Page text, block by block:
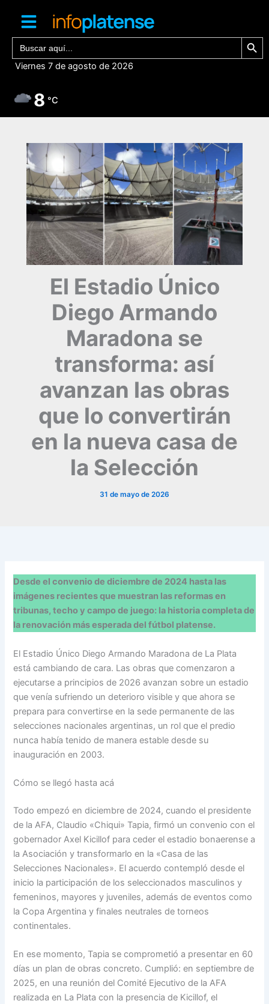
contenido
Buscar: Botón de
Viernes 7 de agosto de 2026
8 °C
El Estadio Único
Diego Armando
Maradona se
transforma: así
avanzan las obras
que lo convertirán
en la nueva casa de
la Selección
31 de mayo de 2026
Desde el convenio de diciembre de 2024 hasta las
imágenes recientes que muestran las reformas en
tribunas, techo y campo de juego: la historia completa de
la renovación más esperada del fútbol platense.
El Estadio Único Diego Armando Maradona de La Plata
está cambiando de cara. Las obras que comenzaron a
ejecutarse a principios de 2026 avanzan sobre un estadio
que venía sufriendo un deterioro visible y que ahora se
prepara para convertirse en la sede permanente de las
selecciones nacionales argentinas, un rol que el predio
nunca había tenido de manera estable desde su
inauguración en 2003.
Cómo se llegó hasta acá
Todo empezó en diciembre de 2024, cuando el presidente
de la AFA, Claudio «Chiqui» Tapia, firmó un convenio con el
gobernador Axel Kicillof para ceder el estadio bonaerense a
la Asociación y transformarlo en la «Casa de las
Selecciones Nacionales». El acuerdo contempló desde el
inicio la participación de los seleccionados masculinos y
femeninos, mayores y juveniles, además de eventos como
la Copa Argentina y finales neutrales de torneos
continentales.
En ese momento, Tapia se comprometió a presentar en 60
días un plan de obras concreto. Cumplió: en septiembre de
2025, en una reunión del Comité Ejecutivo de la AFA
realizada en La Plata con la presencia de Kicillof, el